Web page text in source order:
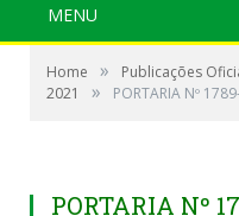
MENU
Home » Publicações
2021
» PORTARIA Nº
PORTARIA Nº